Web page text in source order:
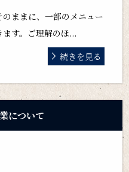
ままに、一部のメニュー
す。ご理解のほ...
続きを見る
について